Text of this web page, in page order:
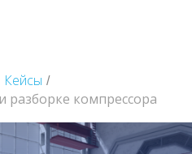
Кейсы /
разборке компрессора